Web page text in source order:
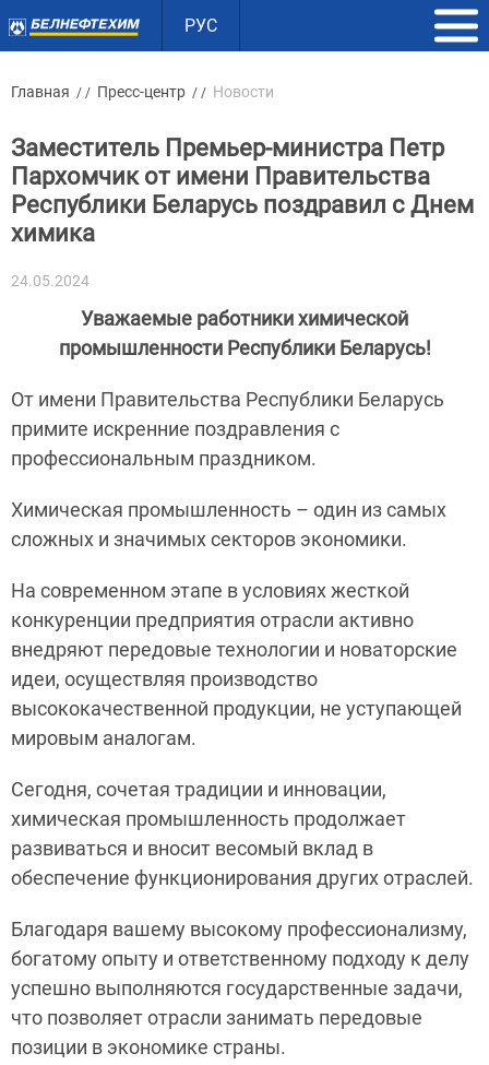
РУС
Главная / / Пресс-центр / / Новости
Заместитель Премьер-министра Петр
Пархомчик от имени Правительства
Республики Беларусь поздравил с Днем
химика
24.05.2024
Уважаемые работники химической
промышленности Республики Беларусь!
От имени Правительства Республики Беларусь
примите искренние поздравления с
профессиональным праздником.
Химическая промышленность – один из самых
сложных и значимых секторов экономики.
На современном этапе в условиях жесткой
конкуренции предприятия отрасли активно
внедряют передовые технологии и новаторские
идеи, осуществляя производство
высококачественной продукции, не уступающей
мировым аналогам.
Сегодня, сочетая традиции и инновации,
химическая промышленность продолжает
развиваться и вносит весомый вклад в
обеспечение функционирования других отраслей.
Благодаря вашему высокому профессионализму,
богатому опыту и ответственному подходу к делу
успешно выполняются государственные задачи,
что позволяет отрасли занимать передовые
позиции в экономике страны.